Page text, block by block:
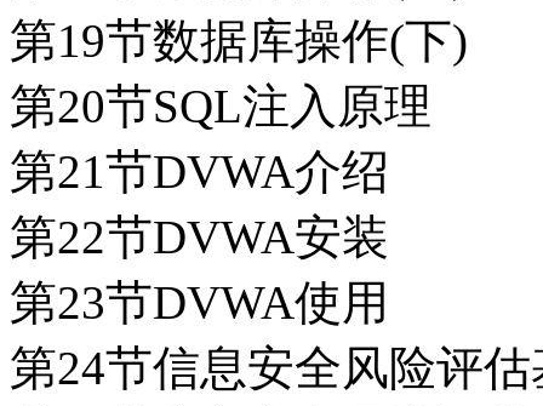
第19节数据库操作(下)
第20节SQL注入原理
第21节DVWA介绍
第22节DVWA安装
第23节DVWA使用
第24节信息安全风险评